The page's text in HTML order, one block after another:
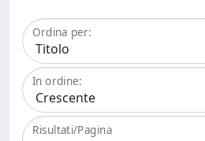
Ordina per:
In ordine:
Risultati/Pagina